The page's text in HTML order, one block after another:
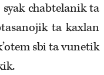
chabtelanik ta
ta kaxlan
sbi ta vunetik